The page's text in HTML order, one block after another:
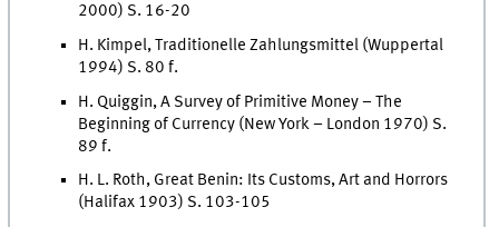
2000) S. 16-20
H. Kimpel, Traditionelle Zahlungsmittel (Wuppertal
1994) S. 80 f.
H. Quiggin, A Survey of Primitive Money – The
Beginning of Currency (New York – London 1970) S.
89 f.
H. L. Roth, Great Benin: Its Customs, Art and Horrors
(Halifax 1903) S. 103-105